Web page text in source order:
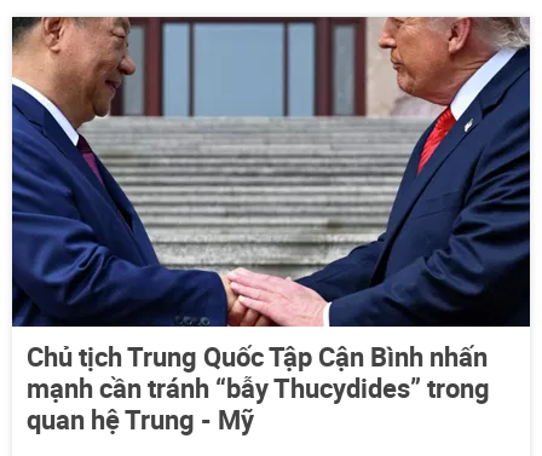
Chủ tịch Trung Quốc Tập Cận Bình nhấn
mạnh cần tránh “bẫy Thucydides” trong
quan hệ Trung - Mỹ